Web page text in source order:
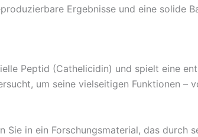
Ergebnisse und eine solide
Peptid (Cathelicidin) und spielt eine
um seine vielseitigen Funktionen
Sie in ein Forschungsmaterial, das